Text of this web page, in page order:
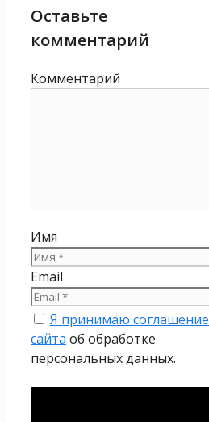
Оставьте
комментарий
Комментарий
Имя
Email
Я принимаю соглашение
сайта об обработке
персональных данных.